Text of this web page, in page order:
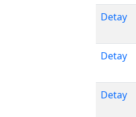
Detay
Detay
Detay